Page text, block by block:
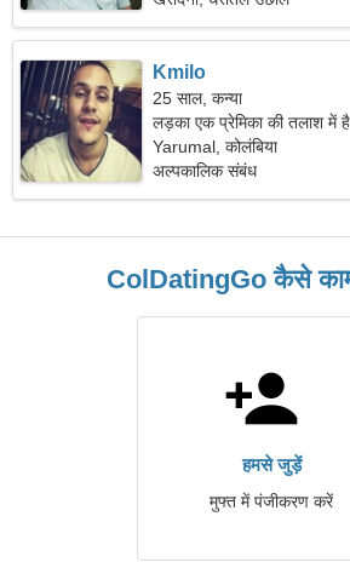
Kmilo
25 साल, कन्या
लड़का एक प्रेमिका की तलाश में है
Yarumal, कोलंबिया
अल्पकालिक संबंध
ColDatingGo कैसे
हमसे जुड़ें
मुफ्त में पंजीकरण करें